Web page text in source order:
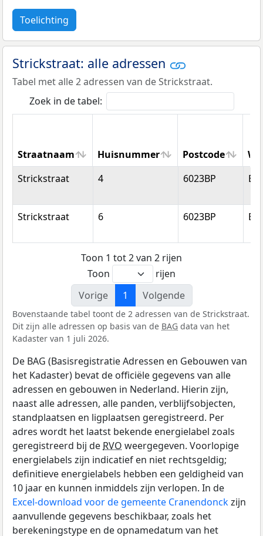
Toelichting
Strickstraat: alle adressen
Tabel met alle 2 adressen van de Strickstraat.
Zoek in de tabel:
Straatnaam Huisnummer Postcode
Straatnaam
Huisnummer Postcode
Strickstraat 4 6023BP
Strickstraat 6 6023BP
Toon 1 tot 2 van 2 rijen
Toon
rijen
Vorige
1 Volgende
Bovenstaande tabel toont de 2 adressen van de Strickstraat.
Dit zijn alle adressen op basis van de BAG data van het
Kadaster van 1 juli 2026.
De BAG (Basisregistratie Adressen en Gebouwen van
het Kadaster) bevat de officiële gegevens van alle
adressen en gebouwen in Nederland. Hierin zijn,
naast alle adressen, alle panden, verblijfsobjecten,
standplaatsen en ligplaatsen geregistreerd. Per
adres wordt het laatst bekende energielabel zoals
geregistreerd bij de RVO weergegeven. Voorlopige
energielabels zijn indicatief en niet rechtsgeldig;
definitieve energielabels hebben een geldigheid van
10 jaar en kunnen inmiddels zijn verlopen. In de
Excel-download voor de gemeente Cranendonckzijn
aanvullende gegevens beschikbaar, zoals het
berekeningstype en de opnamedatum van het